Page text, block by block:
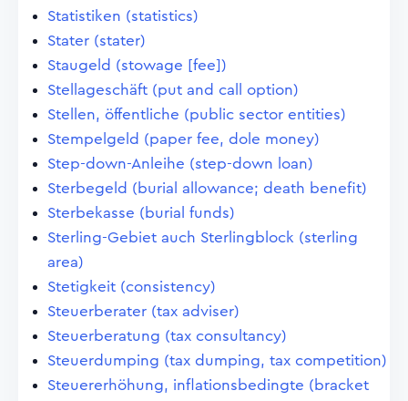
Statistiken (statistics)
Stater (stater)
Staugeld (stowage [fee])
Stellageschäft (put and call option)
Stellen, öffentliche (public sector entities)
Stempelgeld (paper fee, dole money)
Step-down-Anleihe (step-down loan)
Sterbegeld (burial allowance; death benefit)
Sterbekasse (burial funds)
Sterling-Gebiet auch Sterlingblock (sterling
area)
Stetigkeit (consistency)
Steuerberater (tax adviser)
Steuerberatung (tax consultancy)
Steuerdumping (tax dumping, tax competition)
Steuererhöhung, inflationsbedingte (bracket